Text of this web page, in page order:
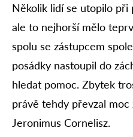
Několik lidí se utopilo při
ale to nejhorší mělo
spolu se zástupcem
posádky nastoupil do
hledat pomoc. Zbytek
právě tehdy převzal
Jeronimus Cornelisz.